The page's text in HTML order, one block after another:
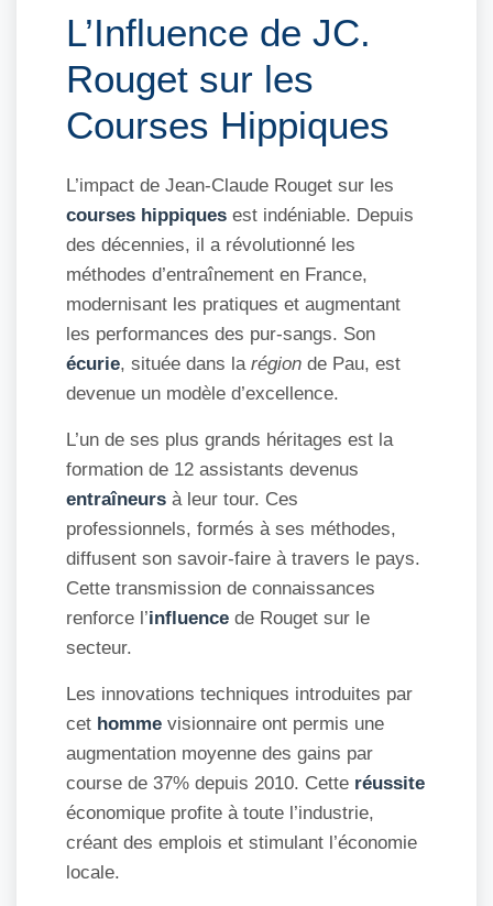
L’Influence de JC.
Rouget sur les
Courses Hippiques
L’impact de Jean-Claude Rouget sur les
courses hippiques est indéniable. Depuis
des décennies, il a révolutionné les
méthodes d’entraînement en France,
modernisant les pratiques et augmentant
les performances des pur-sangs. Son
écurie, située dans la région de Pau, est
devenue un modèle d’excellence.
L’un de ses plus grands héritages est la
formation de 12 assistants devenus
entraîneurs à leur tour. Ces
professionnels, formés à ses méthodes,
diffusent son savoir-faire à travers le pays.
Cette transmission de connaissances
renforce l’influence de Rouget sur le
secteur.
Les innovations techniques introduites par
cet homme visionnaire ont permis une
augmentation moyenne des gains par
course de 37% depuis 2010. Cette réussite
économique profite à toute l’industrie,
créant des emplois et stimulant l’économie
locale.